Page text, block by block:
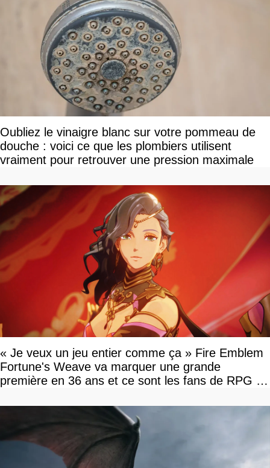
Oubliez le vinaigre blanc sur votre pommeau de
douche : voici ce que les plombiers utilisent
vraiment pour retrouver une pression maximale
« Je veux un jeu entier comme ça » Fire Emblem
Fortune's Weave va marquer une grande
première en 36 ans et ce sont les fans de RPG en